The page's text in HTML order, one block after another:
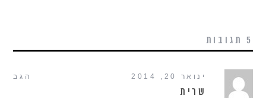
5 תגובות
הגב ינואר 20, 2014
שרית